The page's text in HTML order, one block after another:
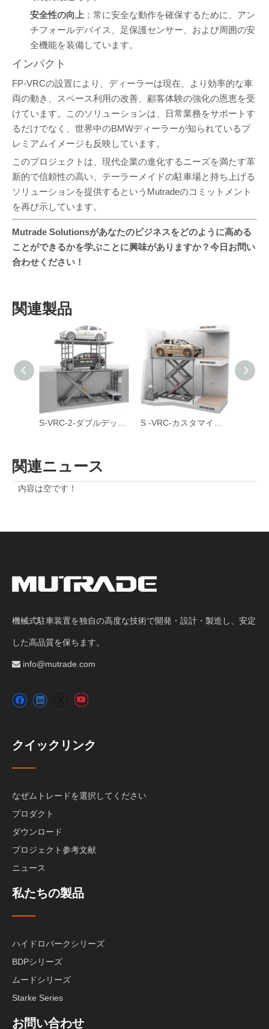
安全性の向上 ：常に安全な動作を確保するために、アン
チフォールデバイス、足保護センサー、および周囲の安
全機能を装備しています。
インパクト
FP-VRCの設置により、ディーラーは現在、より効率的な車
両の動き、スペース利用の改善、顧客体験の強化の恩恵を受
けています。このソリューションは、日常業務をサポートす
るだけでなく、世界中のBMWディーラーが知られているプ
レミアムイメージも反映しています。
このプロジェクトは、現代企業の進化するニーズを満たす革
新的で信頼性の高い、テーラーメイドの駐車場と持ち上げる
ソリューションを提供するというMutradeのコミットメント
を再び示しています。
Mutrade Solutionsがあなたのビジネスをどのように高める
ことができるかを学ぶことに興味がありますか？今日お問い
合わせください！
関連製品
関連ニュース
内容は空です！
機械式駐車装置を独自の高度な技術で開発・設計・製造し、安定
した高品質を保ちます。
 info@mutrade.com
クイックリンク
なぜムトレードを選択してください
プロダクト
ダウンロード
プロジェクト参考文献
ニュース
私たちの製品
ハイドロパークシリーズ
BDPシリーズ
ムードシリーズ
Starke Series
お問い合わせ